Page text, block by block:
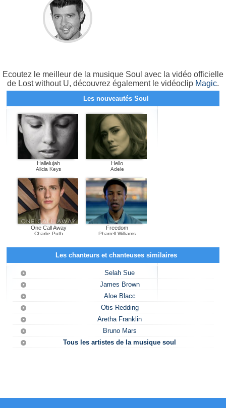
Ecoutez le meilleur de la musique Soul avec la vidéo officielle
de Lost without U, découvrez également le vidéoclip Magic.
Les nouveautés Soul
Hallelujah
Alicia Keys
Hello
Adele
One Call Away
Charlie Puth
Freedom
Pharrell Williams
Les chanteurs et chanteuses similaires
Selah Sue
James Brown
Aloe Blacc
Otis Redding
Aretha Franklin
Bruno Mars
Tous les artistes de la musique soul